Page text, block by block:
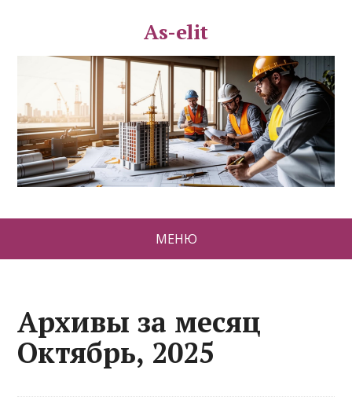
As-elit
МЕНЮ
Архивы за месяц
Октябрь, 2025